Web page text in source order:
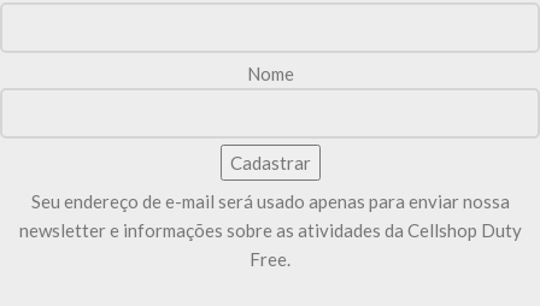
Nome
Seu endereço de e-mail será usado apenas para enviar nossa
newsletter e informações sobre as atividades da Cellshop Duty
Free.